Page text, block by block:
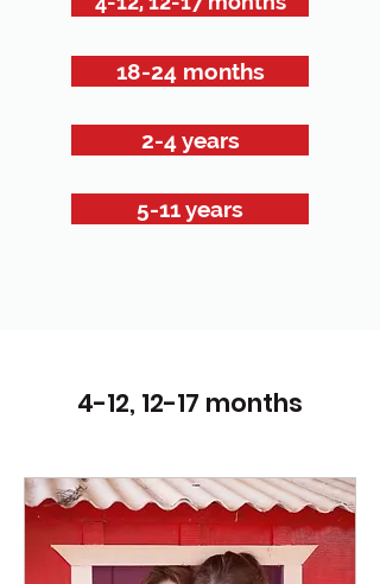
18-24 months
2-4 years
5-11 years
4-12, 12-17 months